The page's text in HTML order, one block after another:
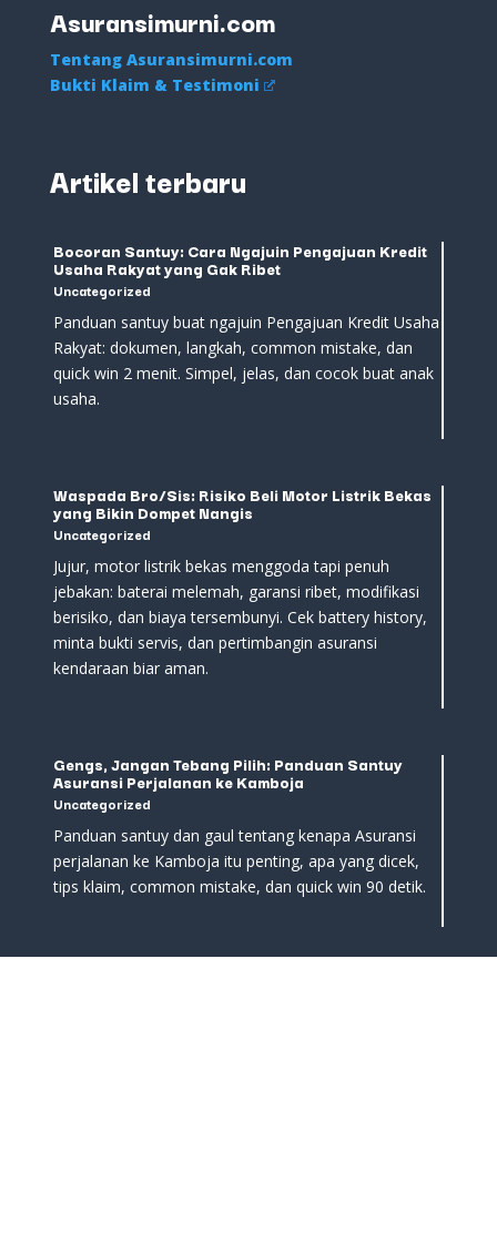
Asuransimurni.com
Tentang Asuransimurni.com
Bukti Klaim & Testimoni
Artikel terbaru
Bocoran Santuy: Cara Ngajuin Pengajuan Kredit
Usaha Rakyat yang Gak Ribet
Uncategorized
Panduan santuy buat ngajuin Pengajuan Kredit Usaha
Rakyat: dokumen, langkah, common mistake, dan
quick win 2 menit. Simpel, jelas, dan cocok buat anak
usaha.
Waspada Bro/Sis: Risiko Beli Motor Listrik Bekas
yang Bikin Dompet Nangis
Uncategorized
Jujur, motor listrik bekas menggoda tapi penuh
jebakan: baterai melemah, garansi ribet, modifikasi
berisiko, dan biaya tersembunyi. Cek battery history,
minta bukti servis, dan pertimbangin asuransi
kendaraan biar aman.
Gengs, Jangan Tebang Pilih: Panduan Santuy
Asuransi Perjalanan ke Kamboja
Uncategorized
Panduan santuy dan gaul tentang kenapa Asuransi
perjalanan ke Kamboja itu penting, apa yang dicek,
tips klaim, common mistake, dan quick win 90 detik.